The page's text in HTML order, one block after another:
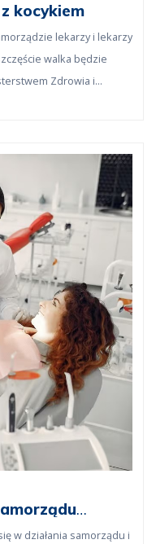
kocykiem
lekarzy i lekarzy
walka będzie
Zdrowia i
w działania samorządu i